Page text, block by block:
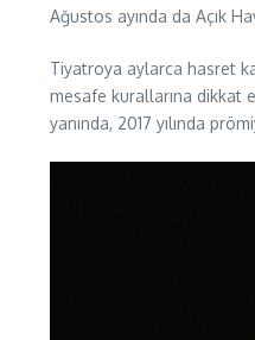
Ağustos ayında da Açık
Tiyatroya aylarca hasret
mesafe kurallarına dikkat
yanında, 2017 yılında